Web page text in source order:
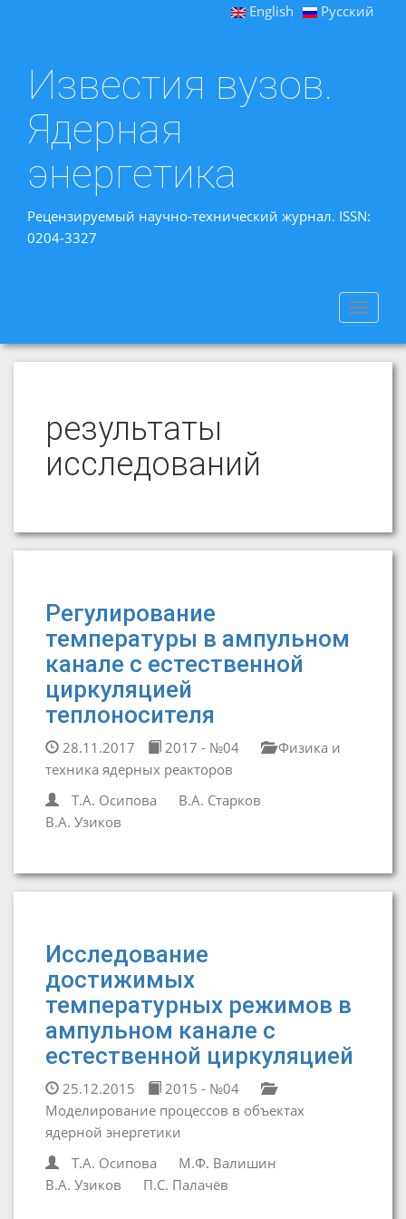
English Русский
Известия вузов.
Ядерная
энергетика
Рецензируемый научно-технический журнал. ISSN:
0204-3327
Toggle
результаты
исследований
Регулирование
температуры в ампульном
канале с естественной
циркуляцией
теплоносителя
28.11.2017 2017 - №04
Физика и
техника ядерных реакторов
Т.А. Осипова
В.А. Старков
В.А. Узиков
Исследование
достижимых
температурных режимов в
ампульном канале с
естественной циркуляцией
25.12.2015
2015 - №04
Моделирование процессов в объектах
ядерной энергетики
Т.А. Осипова
М.Ф. Валишин
В.А. Узиков
П.С. Палачёв